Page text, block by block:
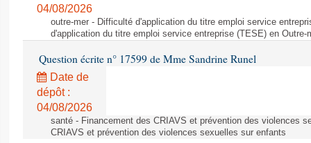
04/08/2026
outre-mer - Difficulté d'application du titre emploi service
d'application du titre emploi service entreprise (TESE) en Outre-
Question écrite n° 17599 de Mme Sandrine Runel
Date de
dépôt :
04/08/2026
santé - Financement des CRIAVS et prévention des violences
CRIAVS et prévention des violences sexuelles sur enfants